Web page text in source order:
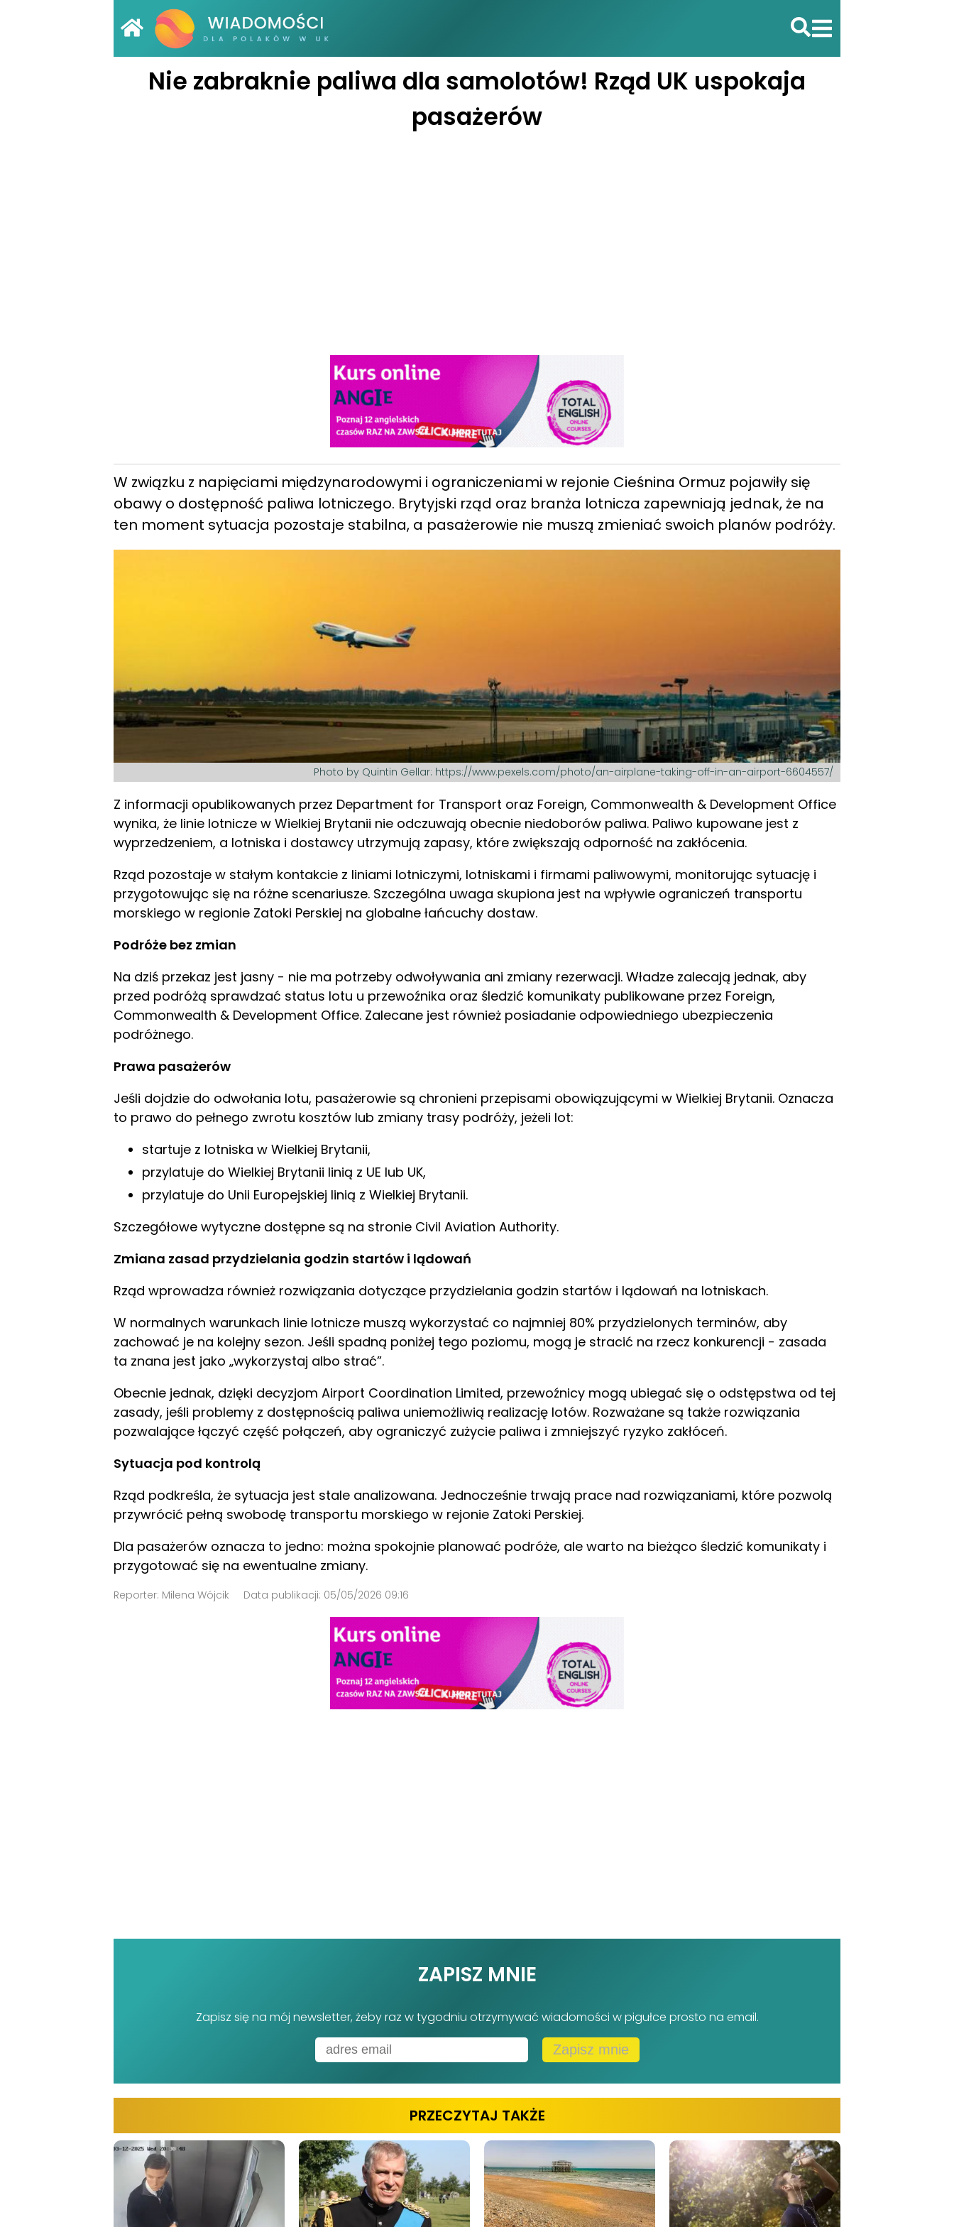
Nie zabraknie paliwa dla samolotów! Rząd UK uspokaja
pasażerów
W związku z napięciami międzynarodowymi i ograniczeniami w rejonie Cieśnina Ormuz pojawiły się
obawy o dostępność paliwa lotniczego. Brytyjski rząd oraz branża lotnicza zapewniają jednak, że na
ten moment sytuacja pozostaje stabilna, a pasażerowie nie muszą zmieniać swoich planów podróży.
Photo by Quintin Gellar: https://www.pexels.com/photo/an-airplane-taking-off-in-an-airport-6604557/
Z informacji opublikowanych przez Department for Transport oraz Foreign, Commonwealth & Development Office
wynika, że linie lotnicze w Wielkiej Brytanii nie odczuwają obecnie niedoborów paliwa. Paliwo kupowane jest z
wyprzedzeniem, a lotniska i dostawcy utrzymują zapasy, które zwiększają odporność na zakłócenia.
Rząd pozostaje w stałym kontakcie z liniami lotniczymi, lotniskami i firmami paliwowymi, monitorując sytuację i
przygotowując się na różne scenariusze. Szczególna uwaga skupiona jest na wpływie ograniczeń transportu
morskiego w regionie Zatoki Perskiej na globalne łańcuchy dostaw.
Podróże bez zmian
Na dziś przekaz jest jasny - nie ma potrzeby odwoływania ani zmiany rezerwacji. Władze zalecają jednak, aby
przed podróżą sprawdzać status lotu u przewoźnika oraz śledzić komunikaty publikowane przez Foreign,
Commonwealth & Development Office. Zalecane jest również posiadanie odpowiedniego ubezpieczenia
podróżnego.
Prawa pasażerów
Jeśli dojdzie do odwołania lotu, pasażerowie są chronieni przepisami obowiązującymi w Wielkiej Brytanii. Oznacza
to prawo do pełnego zwrotu kosztów lub zmiany trasy podróży, jeżeli lot:
startuje z lotniska w Wielkiej Brytanii,
przylatuje do Wielkiej Brytanii linią z UE lub UK,
przylatuje do Unii Europejskiej linią z Wielkiej Brytanii.
Szczegółowe wytyczne dostępne są na stronie Civil Aviation Authority.
Zmiana zasad przydzielania godzin startów i lądowań
Rząd wprowadza również rozwiązania dotyczące przydzielania godzin startów i lądowań na lotniskach.
W normalnych warunkach linie lotnicze muszą wykorzystać co najmniej 80% przydzielonych terminów, aby
zachować je na kolejny sezon. Jeśli spadną poniżej tego poziomu, mogą je stracić na rzecz konkurencji - zasada
ta znana jest jako „wykorzystaj albo strać”.
Obecnie jednak, dzięki decyzjom Airport Coordination Limited, przewoźnicy mogą ubiegać się o odstępstwa od tej
zasady, jeśli problemy z dostępnością paliwa uniemożliwią realizację lotów. Rozważane są także rozwiązania
pozwalające łączyć część połączeń, aby ograniczyć zużycie paliwa i zmniejszyć ryzyko zakłóceń.
Sytuacja pod kontrolą
Rząd podkreśla, że sytuacja jest stale analizowana. Jednocześnie trwają prace nad rozwiązaniami, które pozwolą
przywrócić pełną swobodę transportu morskiego w rejonie Zatoki Perskiej.
Dla pasażerów oznacza to jedno: można spokojnie planować podróże, ale warto na bieżąco śledzić komunikaty i
przygotować się na ewentualne zmiany.
Reporter: Milena Wójcik Data publikacji: 05/05/2026 09:16
ZAPISZ MNIE
Zapisz się na mój newsletter, żeby raz w tygodniu otrzymywać wiadomości w pigułce prosto na email.
Zapisz mnie
PRZECZYTAJ TAKŻE